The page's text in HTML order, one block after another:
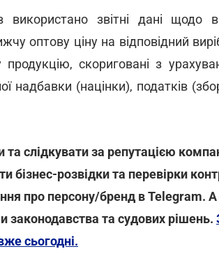
використано звітні дані щодо
оптову ціну на відповідний
продукцію, скориговані з
надбавки (націнки), податків
слідкувати за репутацією
бізнес-розвідки та перевірки
про персону/бренд в Telegram.
законодавства та судових рішень.
сьогодні.